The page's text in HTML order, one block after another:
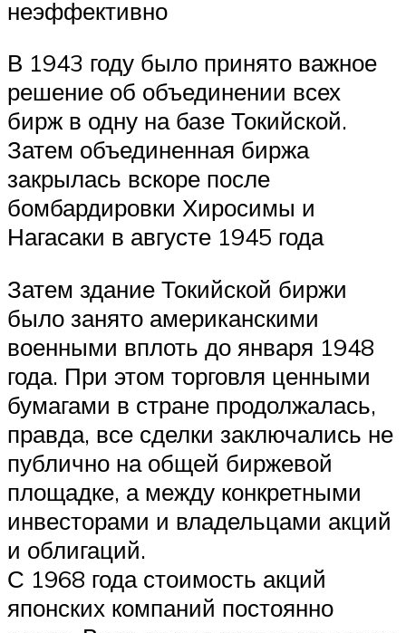
неэффективно
В 1943 году было принято важное
решение об объединении всех
бирж в одну на базе Токийской.
Затем объединенная биржа
закрылась вскоре после
бомбардировки Хиросимы и
Нагасаки в августе 1945 года
Затем здание Токийской биржи
было занято американскими
военными вплоть до января 1948
года. При этом торговля ценными
бумагами в стране продолжалась,
правда, все сделки заключались не
публично на общей биржевой
площадке, а между конкретными
инвесторами и владельцами акций
и облигаций.
С 1968 года стоимость акций
японских компаний постоянно